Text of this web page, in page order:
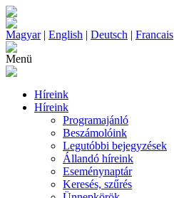
Magyar| English | Deutsch | Francais
Menü
Híreink
Híreink
Programajánló
Beszámolóink
Legutóbbi bejegyzések
Állandó híreink
Eseménynaptár
Keresés, szűrés